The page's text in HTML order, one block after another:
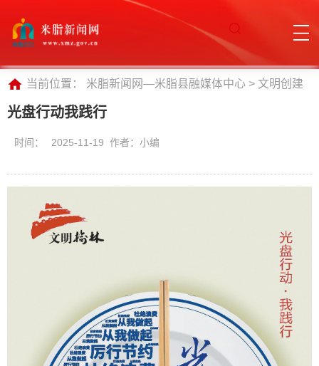
当前位置： 米脂新闻网—米脂县融媒体中心 > 文明创建
光盘行动我践行
时间： 2025-11-19 作者：小编